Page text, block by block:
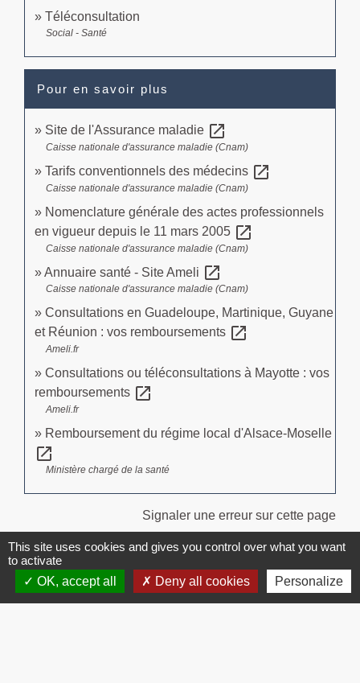
Téléconsultation
Social - Santé
Pour en savoir plus
Site de l'Assurance maladie open_in_new
Caisse nationale d'assurance maladie (Cnam)
Tarifs conventionnels des médecins open_in_new
Caisse nationale d'assurance maladie (Cnam)
Nomenclature générale des actes professionnels
en vigueur depuis le 11 mars 2005 open_in_new
Caisse nationale d'assurance maladie (Cnam)
Annuaire santé - Site Ameli open_in_new
Caisse nationale d'assurance maladie (Cnam)
Consultations en Guadeloupe, Martinique, Guyane
et Réunion : vos remboursements open_in_new
Ameli.fr
Consultations ou téléconsultations à Mayotte : vos
remboursements open_in_new
Ameli.fr
Remboursement du régime local d'Alsace-Moselle
open_in_new
Ministère chargé de la santé
Signaler une erreur sur cette page
This site uses cookies and gives you control over what you want
to activate
OK, accept all
Deny all cookies Personalize